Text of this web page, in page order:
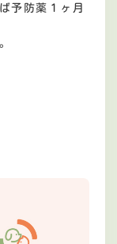
予防薬１ヶ月